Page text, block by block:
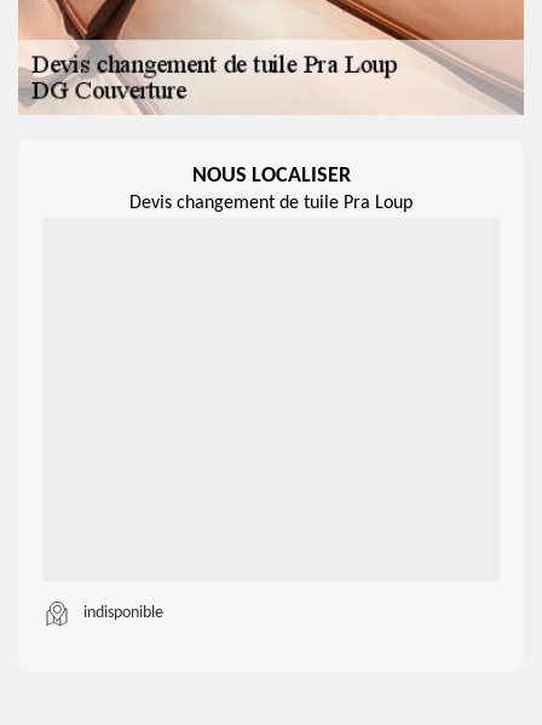
NOUS LOCALISER
Devis changement de tuile Pra Loup
indisponible